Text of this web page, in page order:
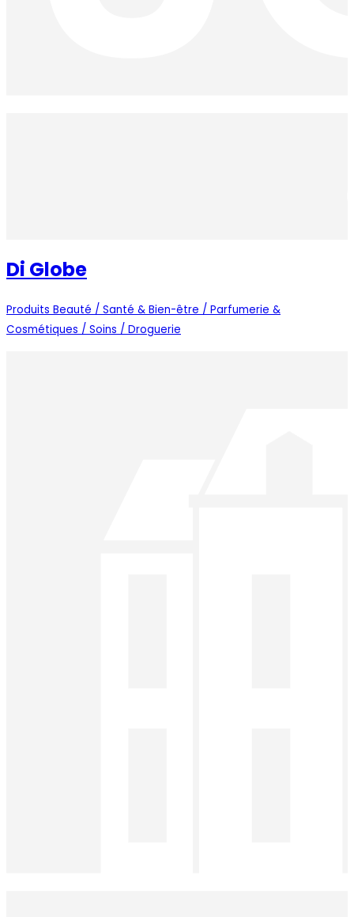
Di Globe
Produits Beauté / Santé & Bien-être / Parfumerie &
Cosmétiques / Soins / Droguerie